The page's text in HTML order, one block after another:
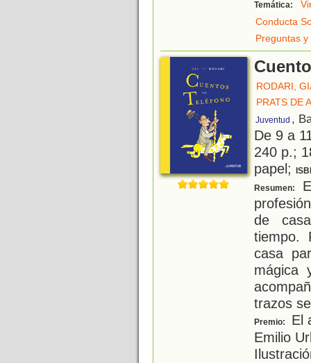
Temática:
Conducta
Preguntas
RODARI,
PRATS DE
Juventud ,
De 9 a
240 p.;
papel;
Resumen:
de
tiempo.
casa
mágica
trazos
Premio:
El
Emilio